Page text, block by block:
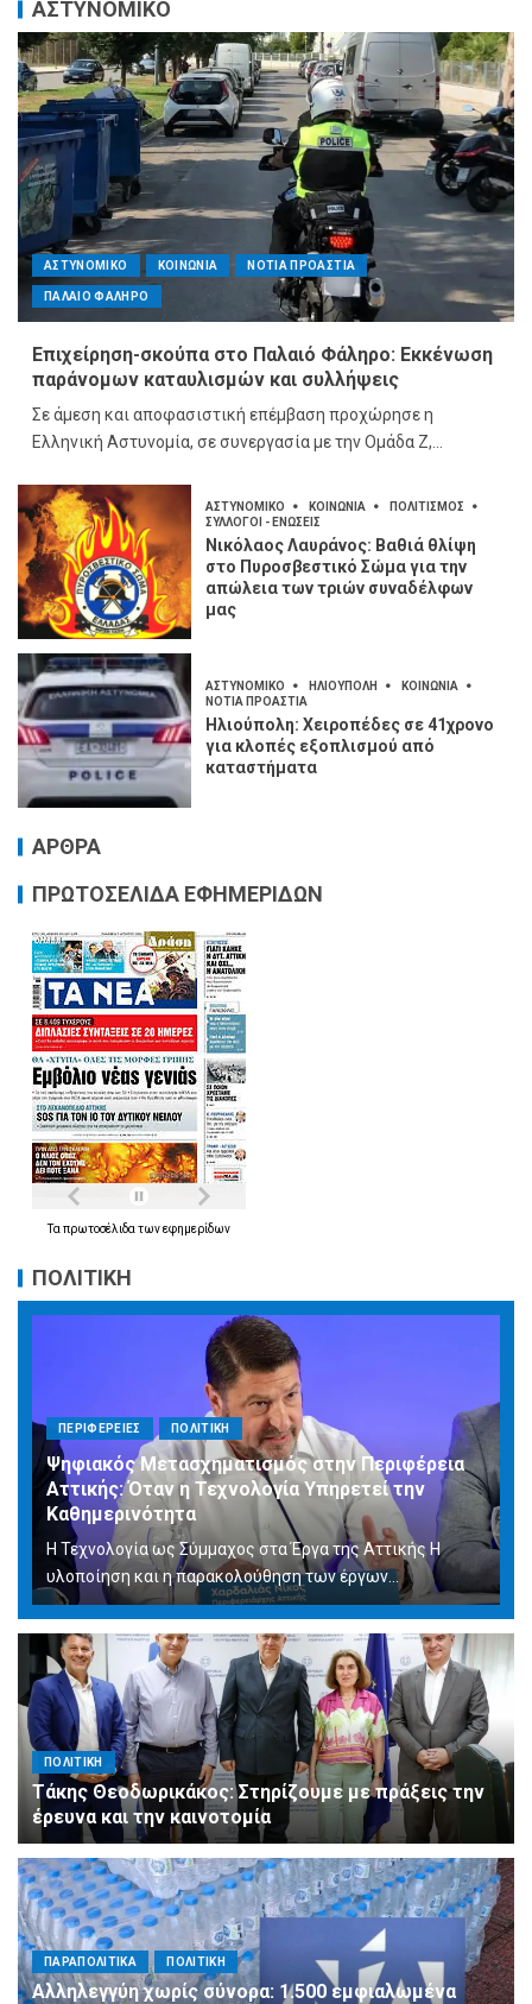
ΑΣΤΥΝΟΜΙΚΟ
ΑΣΤΥΝΟΜΙΚΟ ΚΟΙΝΩΝΙΑ ΝΟΤΙΑ ΠΡΟΑΣΤΙΑ
ΠΑΛΑΙΟ ΦΑΛΗΡΟ
Επιχείρηση-σκούπα στο Παλαιό Φάληρο: Εκκένωση
παράνομων καταυλισμών και συλλήψεις
Σε άμεση και αποφασιστική επέμβαση προχώρησε η
Ελληνική Αστυνομία, σε συνεργασία με την Ομάδα Ζ,...
ΑΣΤΥΝΟΜΙΚΟ ΚΟΙΝΩΝΙΑ
ΠΟΛΙΤΙΣΜΟΣ
ΣΥΛΛΟΓΟΙ - ΕΝΩΣΕΙΣ
Νικόλαος Λαυράνος: Βαθιά θλίψη
στο Πυροσβεστικό Σώμα για την
απώλεια των τριών συναδέλφων
μας
ΑΣΤΥΝΟΜΙΚΟ ΗΛΙΟΥΠΟΛΗ
ΚΟΙΝΩΝΙΑ
ΝΟΤΙΑ ΠΡΟΑΣΤΙΑ
Ηλιούπολη: Χειροπέδες σε 41χρονο
για κλοπές εξοπλισμού από
καταστήματα
ΑΡΘΡΑ
ΠΡΩΤΟΣΕΛΙΔΑ ΕΦΗΜΕΡΙΔΩΝ
Τα πρωτοσέλιδα τωνεφημερίδων
ΠΟΛΙΤΙΚΗ
ΠΕΡΙΦΕΡΕΙΕΣ ΠΟΛΙΤΙΚΗ
Ψηφιακός Μετασχηματισμός στην Περιφέρεια
Αττικής: Όταν η Τεχνολογία Υπηρετεί την
Καθημερινότητα
Η Τεχνολογία ως Σύμμαχος στα Έργα της Αττικής Η
υλοποίηση και η παρακολούθηση των έργων...
ΠΟΛΙΤΙΚΗ
Τάκης Θεοδωρικάκος: Στηρίζουμε με πράξεις την
έρευνα και την καινοτομία
ΠΑΡΑΠΟΛΙΤΙΚΑ ΠΟΛΙΤΙΚΗ
Αλληλεγγύη χωρίς σύνορα: 1.500 εμφιαλωμένα